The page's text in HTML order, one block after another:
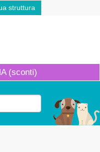
struttura
(sconti)